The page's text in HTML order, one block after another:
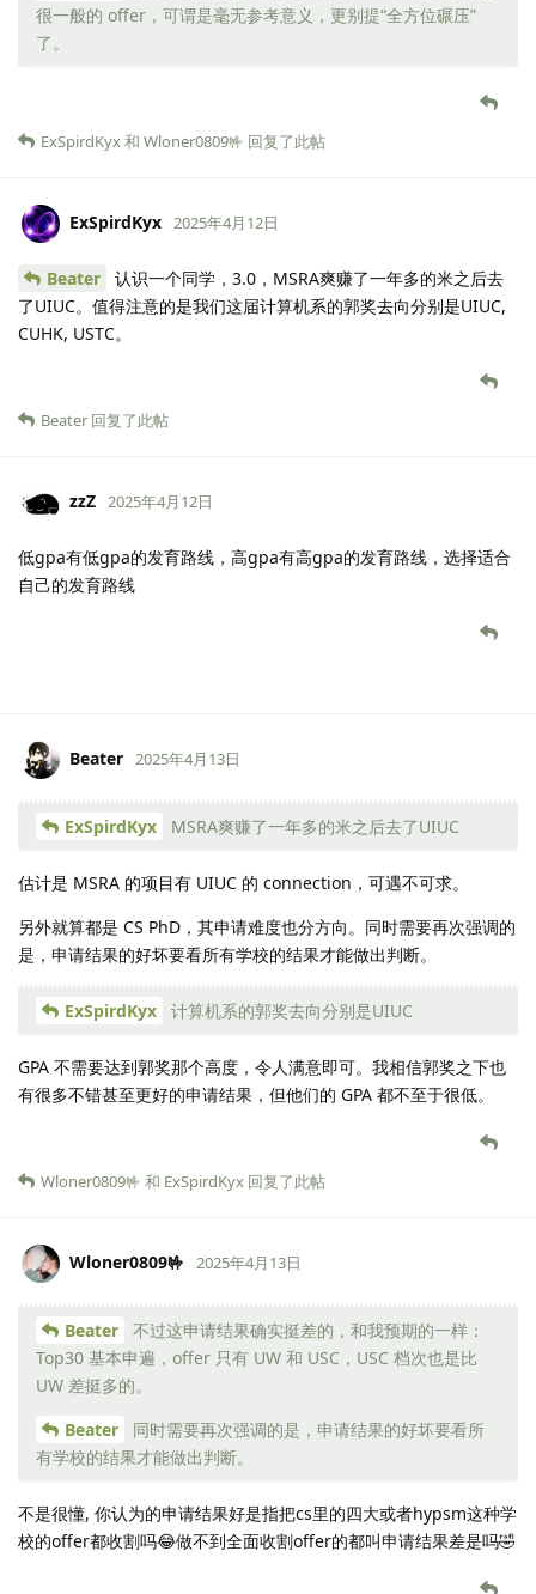
很一般的 offer，可谓是毫无参考意义，更别提“全方位碾压”
了。
ExSpirdKyx和 Wloner0809🤟 回复了此帖
ExSpirdKyx 2025年4月12日
Beater
认识一个同学，3.0，MSRA爽赚了一年多的米之后去
了UIUC。值得注意的是我们这届计算机系的郭奖去向分别是UIUC,
CUHK, USTC。
Beater 回复了此帖
zzZ 2025年4月12日
低gpa有低gpa的发育路线，高gpa有高gpa的发育路线，选择适合
自己的发育路线
Beater 2025年4月13日
ExSpirdKyx MSRA爽赚了一年多的米之后去了UIUC
估计是 MSRA 的项目有 UIUC 的 connection，可遇不可求。
另外就算都是 CS PhD，其申请难度也分方向。同时需要再次强调的
是，申请结果的好坏要看所有学校的结果才能做出判断。
ExSpirdKyx 计算机系的郭奖去向分别是UIUC
GPA 不需要达到郭奖那个高度，令人满意即可。我相信郭奖之下也
有很多不错甚至更好的申请结果，但他们的 GPA 都不至于很低。
Wloner0809🤟 和 ExSpirdKyx 回复了此帖
Wloner0809🤟 2025年4月13日
Beater
不过这申请结果确实挺差的，和我预期的一样：
Top30 基本申遍，offer 只有 UW 和 USC，USC 档次也是比
UW 差挺多的。
Beater
同时需要再次强调的是，申请结果的好坏要看所
有学校的结果才能做出判断。
不是很懂, 你认为的申请结果好是指把cs里的四大或者hypsm这种学
校的offer都收割吗😂做不到全面收割offer的都叫申请结果差是吗🤣